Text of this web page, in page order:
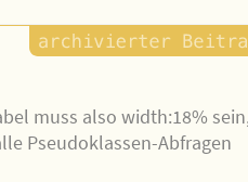
muss also width:18%
Pseudoklassen-Abfragen